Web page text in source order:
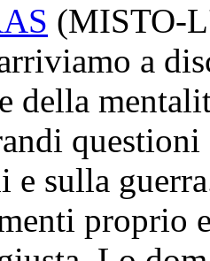
(MISTO-
a
della
e sulla
proprio